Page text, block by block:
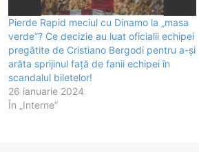
Pierde Rapid meciul cu Dinamo la „masa
verde”? Ce decizie au luat oficialii echipei
pregătite de Cristiano Bergodi pentru a-și
arăta sprijinul față de fanii echipei în
scandalul biletelor!
26 ianuarie 2024
În „Interne”